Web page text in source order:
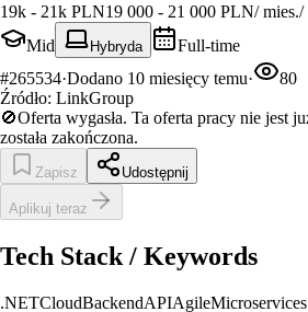
19k - 21k PLN19 000 - 21 000 PLN/mies./
Mid
Hybryda
Full-time
#265534·Dodano 10 miesięcy temu·
80
Źródło: LinkGroup
🚫Oferta wygasła. Ta oferta pracy nie jest
została zakończona.
Zapisz Udostępnij
Aplikuj teraz
Tech Stack / Keywords
.NETCloudBackendAPIAgileMicroservices